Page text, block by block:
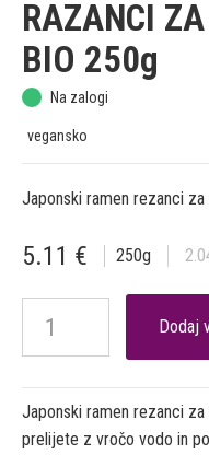
RAZANCI
BIO 250g
Na zalogi
vegansko
Japonski ramen rezanci
5.11 € 250g
Japonski ramen rezanci
prelijete z vročo vodo in